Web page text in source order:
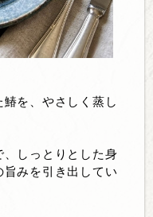
を、やさしく蒸し
しっとりとした身
みを引き出してい